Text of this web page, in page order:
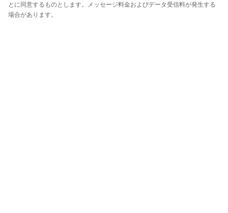
とに同意するものとします。メッセージ料金およびデータ受信料が発生する
場合があります。